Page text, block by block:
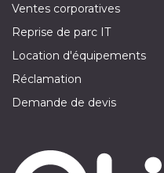
Ventes corporatives
Reprise de parc IT
Location d'équipements
Réclamation
Demande de devis